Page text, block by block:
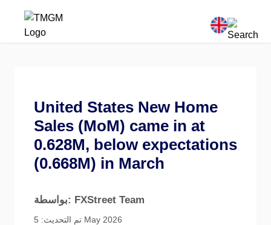
United States New Home
Sales (MoM) came in at
0.628M, below expectations
(0.668M) in March
بواسطة: FXStreet Team
تم التحديث: 5 May 2026